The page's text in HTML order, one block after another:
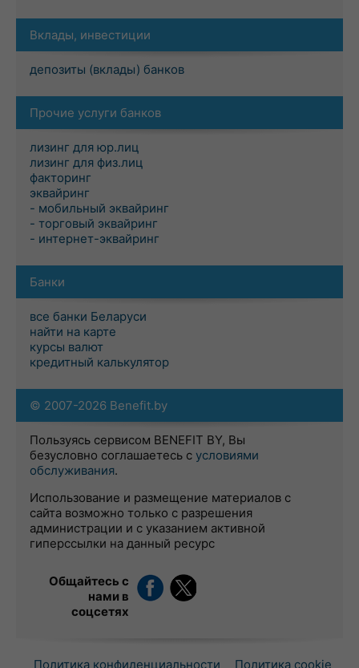
Вклады, инвестиции
депозиты (вклады) банков
Прочие услуги банков
лизинг для юр.лиц
лизинг для физ.лиц
факторинг
эквайринг
- мобильный эквайринг
- торговый эквайринг
- интернет-эквайринг
Банки
все банки Беларуси
найти на карте
курсы валют
кредитный калькулятор
© 2007-2026 Benefit.by
Пользуясь сервисом BENEFIT BY, Вы
безусловно соглашаетесь с условиями
обслуживания.
Использование и размещение материалов с
сайта возможно только с разрешения
администрации и с указанием активной
гиперссылки на данный ресурс
Общайтесь с
нами в
соцсетях
Политика конфиденциальности Политика cookie